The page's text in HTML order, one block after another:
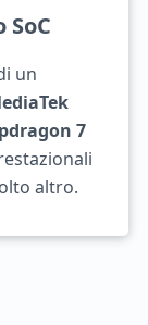
un
7
altro.